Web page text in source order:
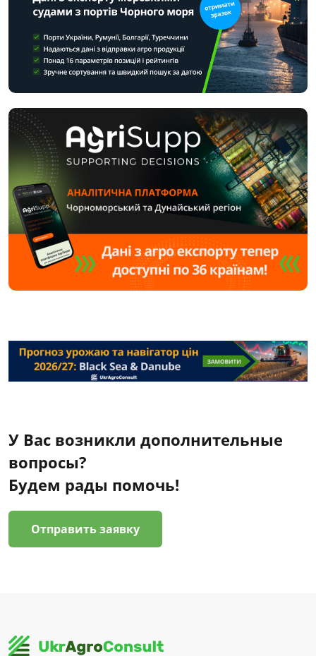
У Вас возникли дополнительные
вопросы?
Будем рады помочь!
Отправить заявку